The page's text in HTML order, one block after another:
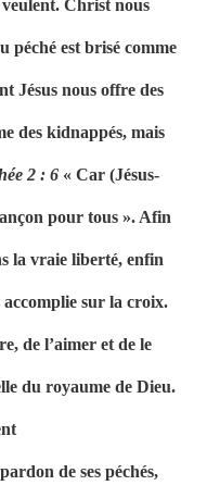
Christ nous
péché est brisé comme
Jésus nous offre des
des kidnappés, mais
2 : 6 « Car (Jésus-
pour tous ». Afin
la vraie liberté, enfin
accomplie sur la croix.
de l’aimer et de le
du royaume de Dieu.
de ses péchés,